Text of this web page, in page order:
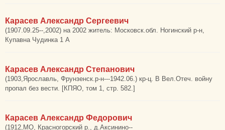
Карасев Александр Сергеевич
(1907.09.25--,2002) на 2002 житель: Московск.обл. Ногинский р-н,
Купавна Чудинка 1 А
Карасев Александр Степанович
(1903,Ярославль, Фрунзенск.р-н---1942.06.) кр-ц. В Вел.Отеч. войну
пропал без вести. [КПЯО, том 1, стр. 582.]
Карасев Александр Федорович
(1912,МО, Красногорский р., д.Аксинино--